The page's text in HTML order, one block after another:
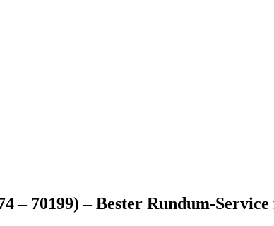
– 70199) – Bester Rundum-